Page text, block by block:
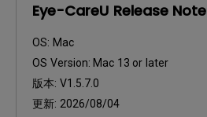
Eye-CareU Release Note
OS: Mac
OS Version: Mac 13 or later
版本: V1.5.7.0
更新: 2026/08/04